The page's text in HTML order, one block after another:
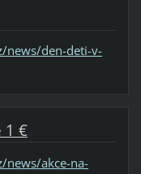
news/den-deti-v-
1 €
news/akce-na-